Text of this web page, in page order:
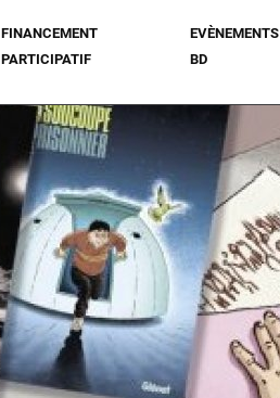
FINANCEMENT
PARTICIPATIF
EVÈNEMENTS
BD